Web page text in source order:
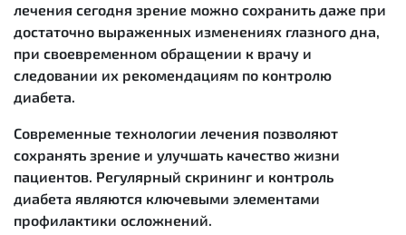
лечения сегодня зрение можно сохранить даже при
достаточно выраженных изменениях глазного дна,
при своевременном обращении к врачу и
следовании их рекомендациям по контролю
диабета.
Современные технологии лечения позволяют
сохранять зрение и улучшать качество жизни
пациентов. Регулярный скрининг и контроль
диабета являются ключевыми элементами
профилактики осложнений.